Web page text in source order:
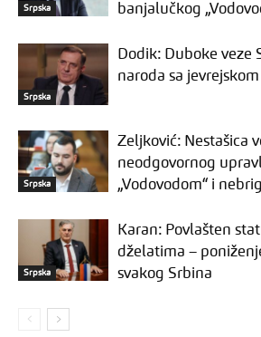
Srpska
banjalučkog
Srpska
Dodik: Duboke veze
naroda sa
Srpska
Zeljković: Nestašica
neodgovornog
„Vodovodom“ i
Srpska
Karan: Povlašten
dželatima –
svakog Srbina